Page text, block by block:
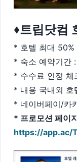
♦트립닷컴
* 호텔 최대 50%
* 숙소 예약기간
* 수수료 인정
* 내용 국내외 호
* 네이버페이/카
* 프로모션 페이
https://app.ac/